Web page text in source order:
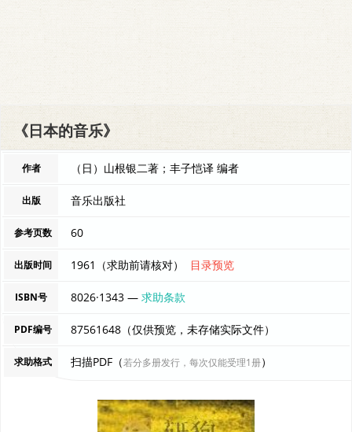
《日本的音乐》
作者 （日）山根银二著；丰子恺译 编者
出版 音乐出版社
参考页数 60
出版时间 1961（求助前请核对） 目录预览
ISBN号 8026·1343 —求助条款
PDF编号 87561648（仅供预览，未存储实际文件）
求助格式 扫描PDF（若分多册发行，每次仅能受理1册）